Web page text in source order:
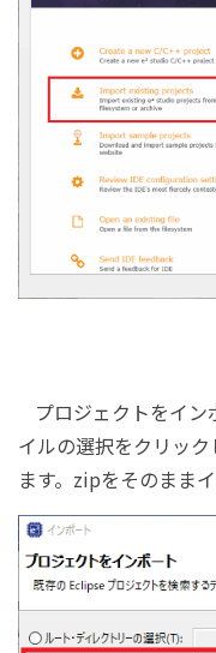
プロジェクトをイ
イルの選択をクリッ
ます。zipをそのまま